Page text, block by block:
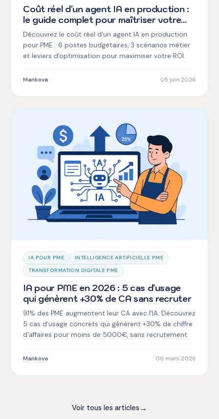
Coût réel d'un agent IA en production :
le guide complet pour maîtriser votre
budget et maximiser votre ROI
Découvrez le coût réel d'un agent IA en production
pour PME : 6 postes budgétaires, 3 scénarios métier
et leviers d'optimisation pour maximiser votre ROI.
Mankova 05 juin 2026
IA POUR PME
INTELLIGENCE ARTIFICIELLE PME
TRANSFORMATION DIGITALE PME
IA pour PME en 2026 : 5 cas d'usage
qui génèrent +30% de CA sans recruter
91% des PME augmentent leur CA avec l'IA. Découvrez
5 cas d'usage concrets qui génèrent +30% de chiffre
d'affaires pour moins de 5000€, sans recrutement.
Mankova 06 mars 2026
Voir tous les articles →